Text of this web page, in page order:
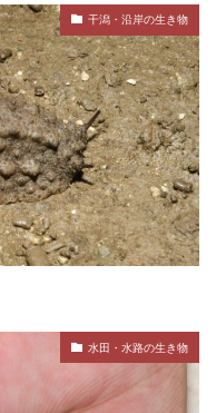
干潟・沿岸の生き物
水田・水路の生き物